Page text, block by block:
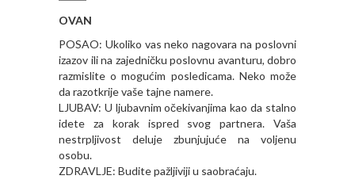
OVAN
POSAO: Ukoliko vas neko nagovara na poslovni
izazov ili na zajedničku poslovnu avanturu, dobro
razmislite o mogućim posledicama. Neko može
da razotkrije vaše tajne namere.
LJUBAV: U ljubavnim očekivanjima kao da stalno
idete za korak ispred svog partnera. Vaša
nestrpljivost deluje zbunjujuće na voljenu
osobu.
ZDRAVLJE: Budite pažljiviji u saobraćaju.